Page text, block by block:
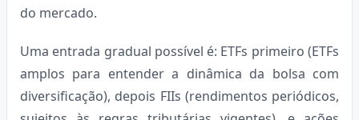
do mercado.
Uma entrada gradual possível é: ETFs primeiro (ETFs
amplos para entender a dinâmica da bolsa com
diversificação), depois FIIs (rendimentos periódicos,